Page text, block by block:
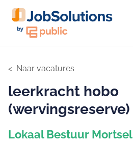
Naar vacatures
leerkracht hobo
(wervingsreserve)
Lokaal Bestuur Mortsel